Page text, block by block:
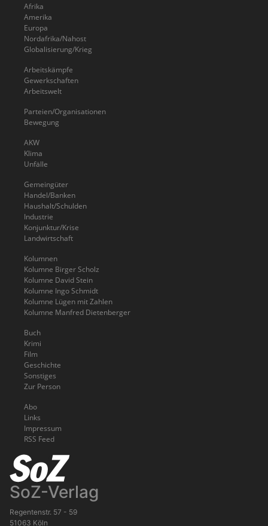
Afrika
Amerika
Europa
Nordafrika/Nahost
Globalisierung/Krieg
Arbeitskämpfe
Gewerkschaften
Arbeitswelt
Parteien/Organisationen
Bewegung
AKW
Klima
Unfälle
Gemeingüter
Handel/Banken
Haushalt/Schulden
Industrie
Konjunktur/Krise
Landwirtschaft
Kolumnen
Kolumne Birger Scholz
Kolumne David Stein
Kolumne Ingo Schmidt
Kolumne Lügen mit Zahlen
Kolumne Manfred Dietenberger
Buch
Krimi
Film
Geschichte
Sonstiges
Zur Person
Abo
Links
Impressum
RSS Feed
SoZ-Verlag
Regentenstr. 57 - 59
51063 Köln